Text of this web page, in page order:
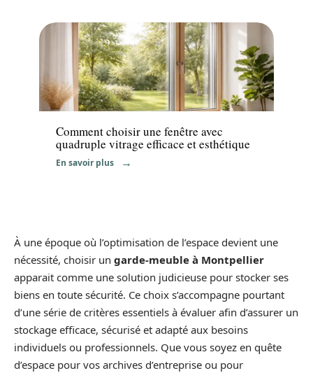
Equipement
Comment choisir une fenêtre avec
quadruple vitrage efficace et esthétique
En savoir plus
À une époque où l’optimisation de l’espace devient une
nécessité, choisir un garde-meuble à Montpellier
apparait comme une solution judicieuse pour stocker ses
biens en toute sécurité. Ce choix s’accompagne pourtant
d’une série de critères essentiels à évaluer afin d’assurer un
stockage efficace, sécurisé et adapté aux besoins
individuels ou professionnels. Que vous soyez en quête
d’espace pour vos archives d’entreprise ou pour